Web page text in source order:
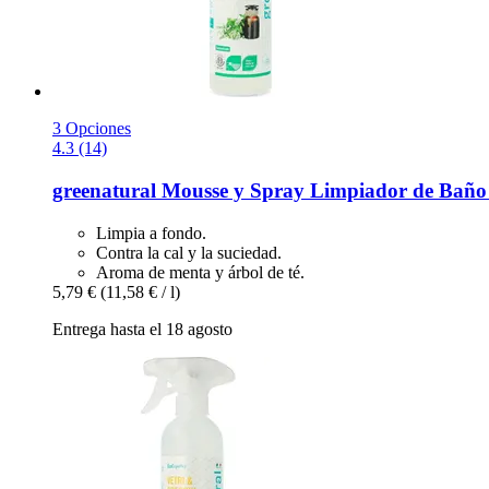
3 Opciones
4.3 (14)
greenatural Mousse y Spray Limpiador de
Limpia a fondo.
Contra la cal y la suciedad.
Aroma de menta y árbol de té.
5,79 € (11,58 € / l)
Entrega hasta el 18 agosto